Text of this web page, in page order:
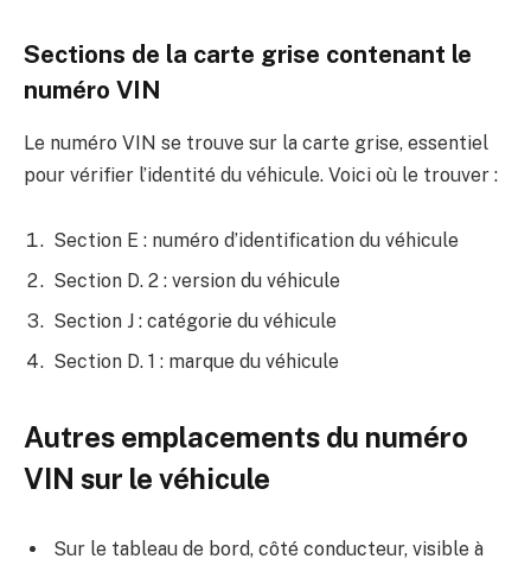
Sections de la carte grise contenant le
numéro VIN
Le numéro VIN se trouve sur la carte grise, essentiel
pour vérifier l’identité du véhicule. Voici où le trouver :
Section E : numéro d’identification du véhicule
Section D. 2 : version du véhicule
Section J : catégorie du véhicule
Section D. 1 : marque du véhicule
Autres emplacements du numéro
VIN sur le véhicule
Sur le tableau de bord, côté conducteur, visible à